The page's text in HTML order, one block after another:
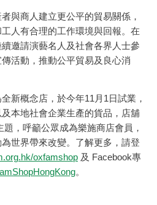
與商人建立更公平的貿易關係，
人有合理的工作環境與回報。在
邀請演藝名人及社會各界人士參
活動，推動公平貿易及良心消
新概念店，於今年11月1日試業，
本地社會企業生產的貨品，店舖
，呼籲公眾成為樂施商店會員，
世界帶來改變。了解更多，請登
oxfamshop 及 Facebook專
。